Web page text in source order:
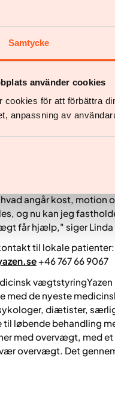
Samtycke
använder cookies
cookies för att förbättra
anpassning av
en opereret
Sedenborg, 45 år, i
med min vægt og
en
begyndte
og startede
Det var en helt
bruge Ozempic og har
og er stadig på vej
adgang til et team af
angår kost, motion
og nu kan jeg
får hjælp," siger Linda
til lokale
+46 767 66 9067
med de nyeste
diætister,
løbende behandling
med overvægt, med et
overvægt. Det